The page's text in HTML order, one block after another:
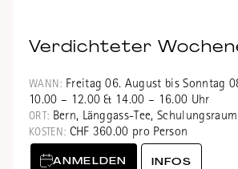
Verdichteter
WANN: Freitag 06. August bis Sonntag
10.00 – 12.00 & 14.00 – 16.00 Uhr
ORT: Bern, Länggass-Tee, Schulungsraum
KOSTEN: CHF 360.00 pro Person
ANMELDEN INFOS